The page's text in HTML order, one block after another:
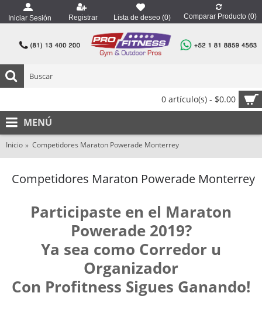
Iniciar Sesión Registrar Lista de deseo (0) Comparar Producto (0)
0 artículo(s) - $0.00
MENÚ
Inicio Competidores Maraton Powerade Monterrey
Competidores Maraton Powerade Monterrey
Participaste en el Maraton
Powerade 2019?
Ya sea como Corredor u
Organizador
Con Profitness Sigues Ganando!